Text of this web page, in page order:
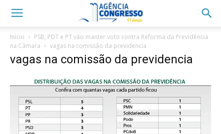
Início
PSB, PDT e PT vão manter voto contra Reforma da Previdência
na Câmara
vagas na comissão da previdencia
vagas na comissão da previdencia